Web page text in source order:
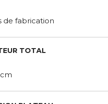
de fabrication
TOTAL